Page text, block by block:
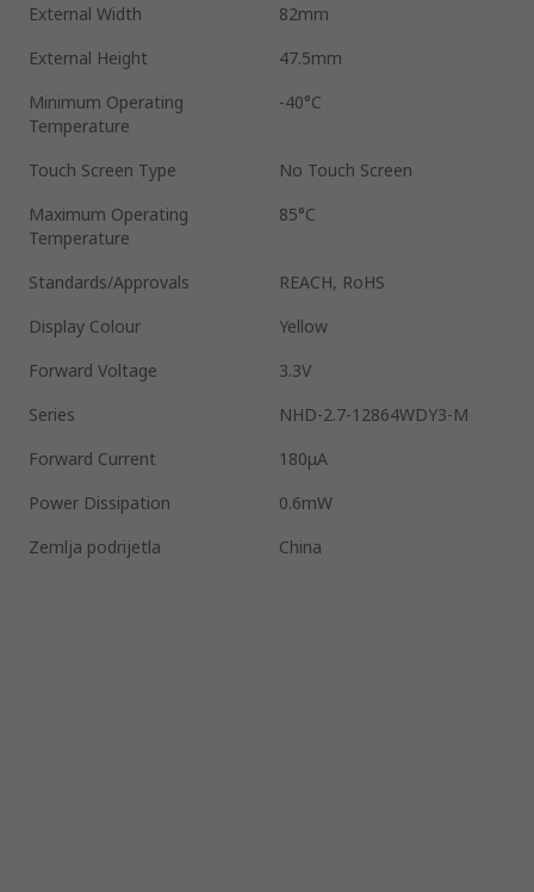
External Width
82mm
External Height
47.5mm
Minimum Operating
Temperature
-40°C
Touch Screen Type
No Touch Screen
Maximum Operating
Temperature
85°C
Standards/Approvals
REACH, RoHS
Display Colour
Yellow
Forward Voltage
3.3V
Series
NHD-2.7-12864WDY3-M
Forward Current
180μA
Power Dissipation
0.6mW
Zemlja podrijetla
China